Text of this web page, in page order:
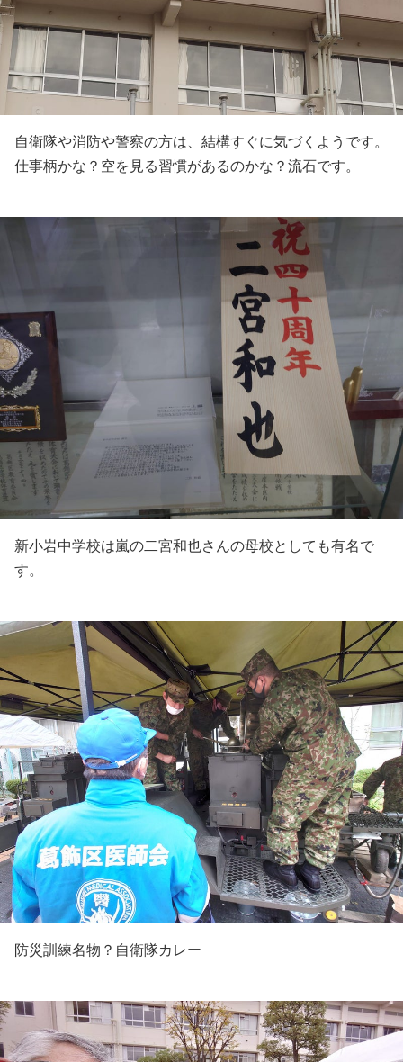
自衛隊や消防や警察の方は、結構すぐに気づくようです。
仕事柄かな？空を見る習慣があるのかな？流石です。
新小岩中学校は嵐の二宮和也さんの母校としても有名で
す。
防災訓練名物？自衛隊カレー